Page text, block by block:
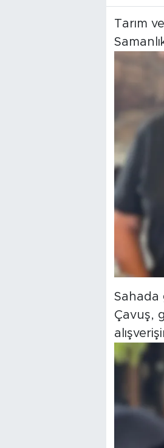
Tarım
Sahada
Çavuş,